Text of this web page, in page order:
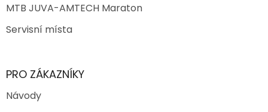
MTB JUVA-AMTECH Maraton
Servisní místa
PRO ZÁKAZNÍKY
Návody